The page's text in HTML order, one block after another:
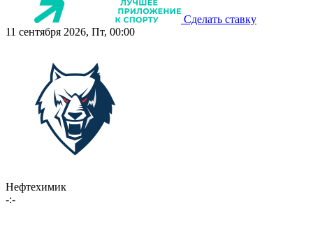
Сделать ставку
11 сентября 2026, Пт, 00:00
Нефтехимик
-:-